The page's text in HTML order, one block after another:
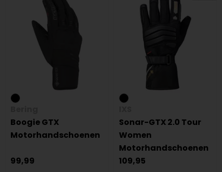
Boogie GTX
Motorhandschoenen
99,99
Sonar-GTX 2.0 Tour
Women
Motorhandschoenen
109,95